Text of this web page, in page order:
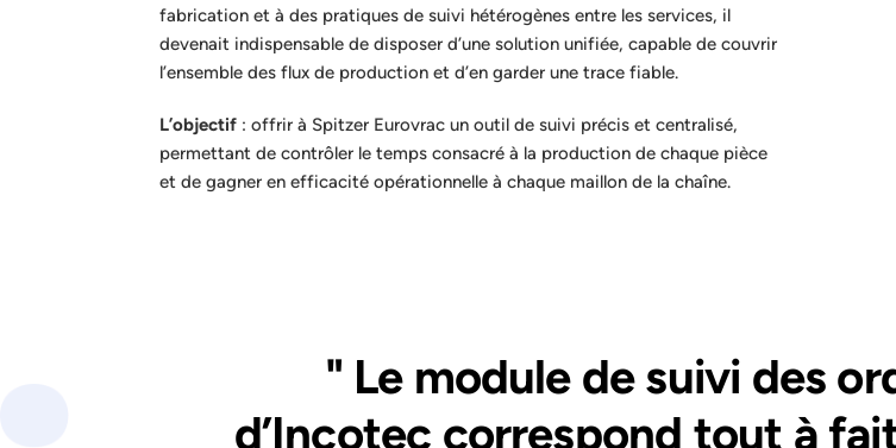
fabrication et à des pratiques de suivi hétérogènes entre les services, il
devenait indispensable de disposer d’une solution unifiée, capable de couvrir
l’ensemble des flux de production et d’en garder une trace fiable.
L’objectif : offrir à Spitzer Eurovrac un outil de suivi précis et centralisé,
permettant de contrôler le temps consacré à la production de chaque pièce
et de gagner en efficacité opérationnelle à chaque maillon de la chaîne.
" Le module de suivi des
d’Incotec correspond tout à